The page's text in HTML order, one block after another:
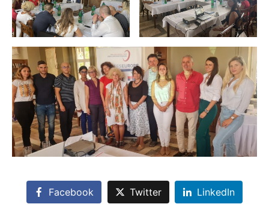
Facebook Twitter LinkedIn